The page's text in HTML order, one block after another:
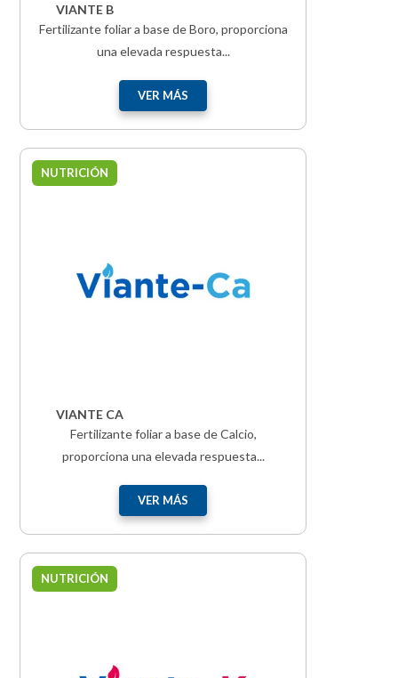
VIANTE B
Fertilizante foliar a base de Boro, proporciona
una elevada respuesta...
VER MÁS
NUTRICIÓN
VIANTE CA
Fertilizante foliar a base de Calcio,
proporciona una elevada respuesta...
VER MÁS
NUTRICIÓN